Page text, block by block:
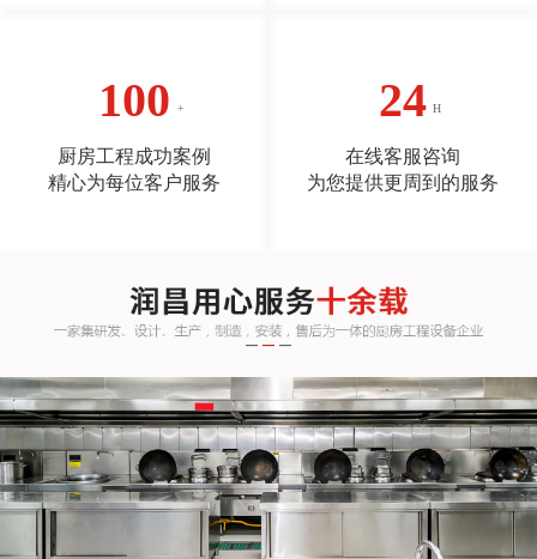
100
厨房工程成功案例
精心为每位客户服务
24
在线客服咨询
为您提供更周到的服务